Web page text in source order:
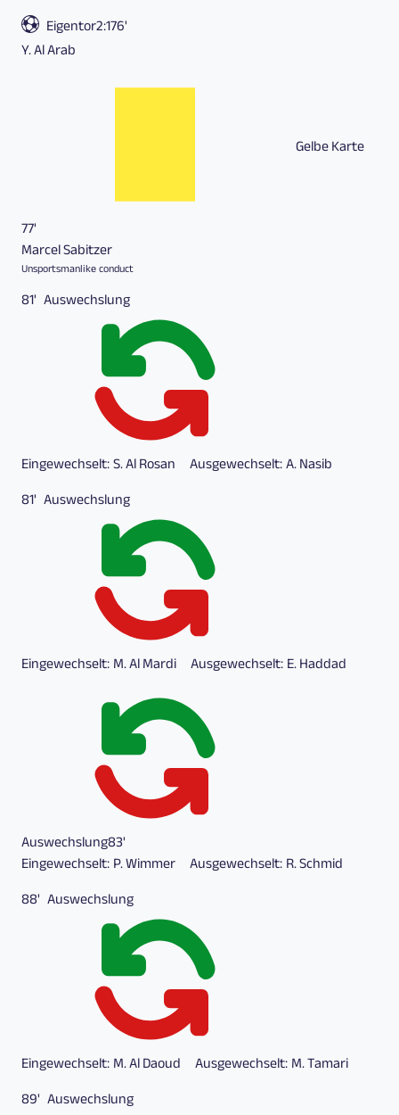
Eigentor2:176'
Y. Al Arab
Gelbe Karte
77'
Marcel Sabitzer
Unsportsmanlike conduct
81' Auswechslung
Eingewechselt:S. Al Rosan Ausgewechselt:A. Nasib
81' Auswechslung
Eingewechselt:M. Al Mardi Ausgewechselt:E. Haddad
Auswechslung83'
Eingewechselt:P. Wimmer Ausgewechselt:R. Schmid
88' Auswechslung
Eingewechselt:M. Al Daoud Ausgewechselt:M. Tamari
89' Auswechslung